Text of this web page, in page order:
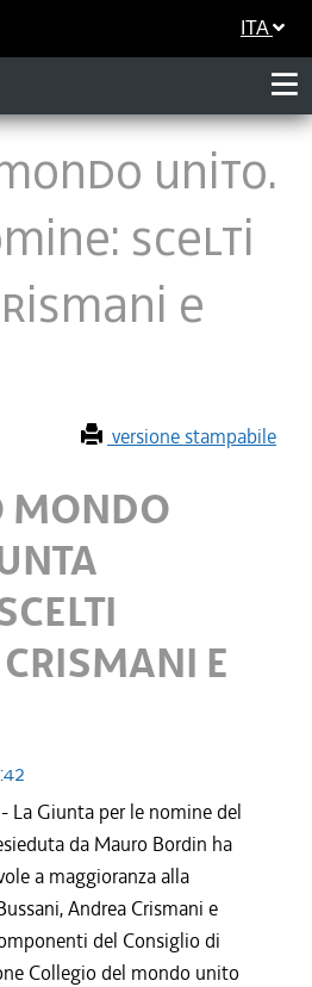
ITA
UNITO.
SCELTI
E
versione stampabile
MONDO
E
La Giunta per le nomine del
da Mauro Bordin ha
a maggioranza alla
Andrea Crismani e
del Consiglio di
Collegio del mondo unito